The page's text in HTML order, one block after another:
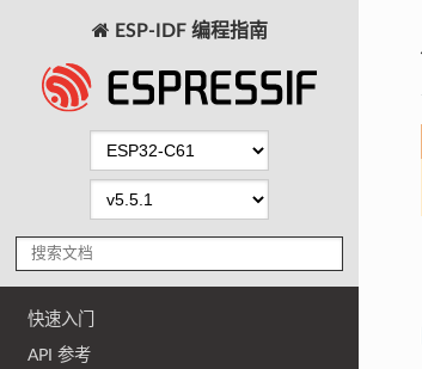
ESP-IDF 编程指南
快速入门
API 参考